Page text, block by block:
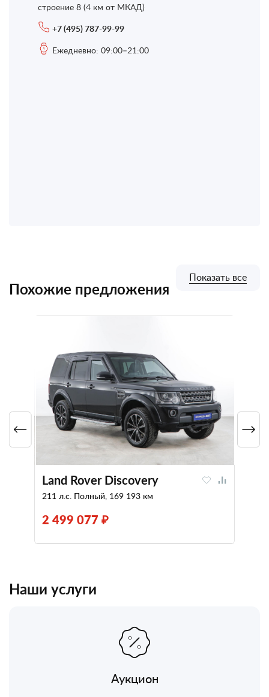
строение 8 (4 км от МКАД)
+7 (495) 787-99-99
Ежедневно: 09:00–21:00
Похожие предложения
Land Rover Discovery
211 л.с. Полный, 169 193 км
2 499 077 ₽
Показать все
Наши услуги
Аукцион